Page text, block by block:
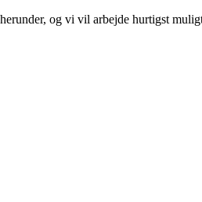
og vi vil arbejde hurtigst